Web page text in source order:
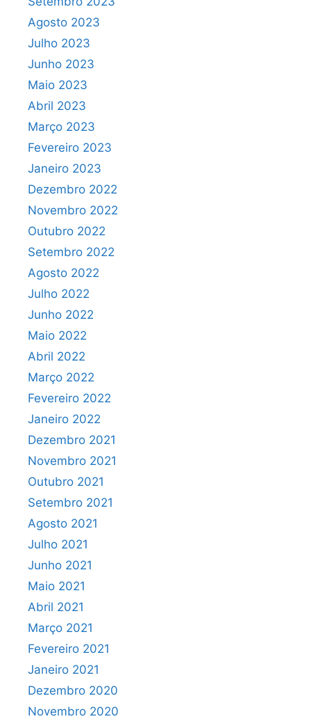
Agosto 2023
Julho 2023
Junho 2023
Maio 2023
Abril 2023
Março 2023
Fevereiro 2023
Janeiro 2023
Dezembro 2022
Novembro 2022
Outubro 2022
Setembro 2022
Agosto 2022
Julho 2022
Junho 2022
Maio 2022
Abril 2022
Março 2022
Fevereiro 2022
Janeiro 2022
Dezembro 2021
Novembro 2021
Outubro 2021
Setembro 2021
Agosto 2021
Julho 2021
Junho 2021
Maio 2021
Abril 2021
Março 2021
Fevereiro 2021
Janeiro 2021
Dezembro 2020
Novembro 2020